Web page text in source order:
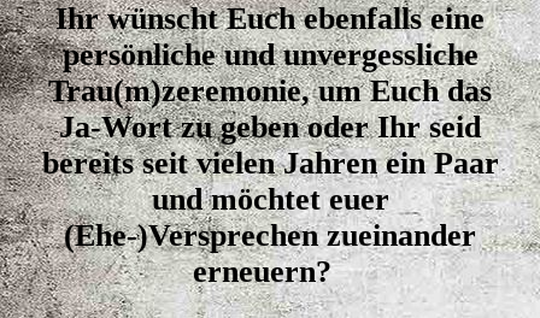
Ihr wünscht Euch ebenfallseine
persönliche und unvergessliche
Trau(m)zeremonie, um Euch das
Ja-Wort zu geben oder Ihr seid
bereits seit vielen Jahren ein Paar
und möchtet euer
(Ehe-)Versprechen zueinander
erneuern?